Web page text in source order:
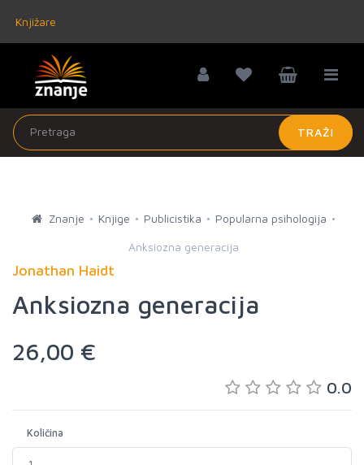
Knjižare
TRAŽI
Znanje Knjige Publicistika Popularna psihologija
Anksiozna generacija
Jonathan Haidt
Anksiozna generacija
26,00 €
0.0
Količina